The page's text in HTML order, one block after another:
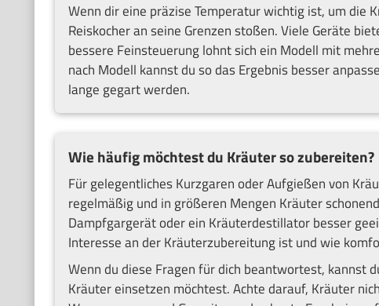
Wenn dir eine präzise Temperatur wichtig ist, um die
Reiskocher an seine Grenzen stoßen. Viele Geräte
bessere Feinsteuerung lohnt sich ein Modell mit
nach Modell kannst du so das Ergebnis besser
lange gegart werden.
Wie häufig möchtest du Kräuter so zubereiten?
Für gelegentliches Kurzgaren oder Aufgießen von
regelmäßig und in größeren Mengen Kräuter
Dampfgargerät oder ein Kräuterdestillator besser
Interesse an der Kräuterzubereitung ist und wie
Wenn du diese Fragen für dich beantwortest, kannst
Kräuter einsetzen möchtest. Achte darauf, Kräuter